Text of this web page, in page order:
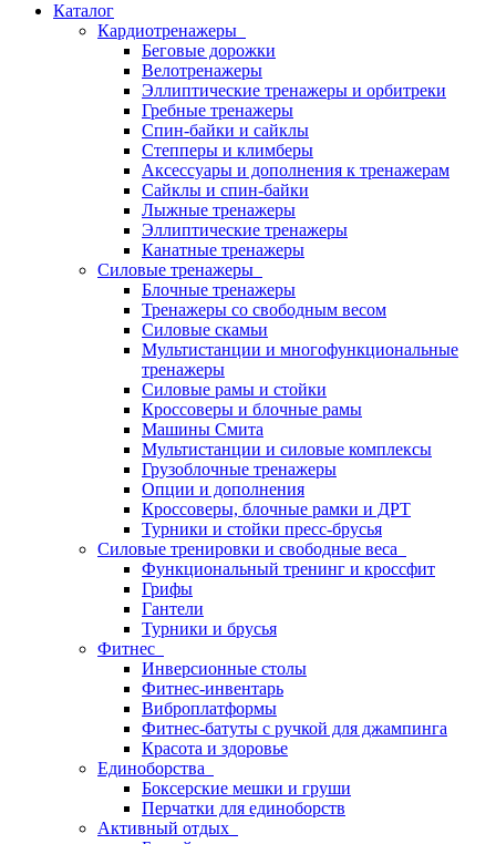
Каталог
Кардиотренажеры
Беговые дорожки
Велотренажеры
Эллиптические тренажеры и орбитреки
Гребные тренажеры
Спин-байки и сайклы
Степперы и климберы
Аксессуары и дополнения к тренажерам
Сайклы и спин-байки
Лыжные тренажеры
Эллиптические тренажеры
Канатные тренажеры
Силовые тренажеры
Блочные тренажеры
Тренажеры со свободным весом
Силовые скамьи
Мультистанции и многофункциональные
тренажеры
Силовые рамы и стойки
Кроссоверы и блочные рамы
Машины Смита
Мультистанции и силовые комплексы
Грузоблочные тренажеры
Опции и дополнения
Кроссоверы, блочные рамки и ДРТ
Турники и стойки пресс-брусья
Силовые тренировки и свободные веса
Функциональный тренинг и кроссфит
Грифы
Гантели
Турники и брусья
Фитнес
Инверсионные столы
Фитнес-инвентарь
Виброплатформы
Фитнес-батуты с ручкой для джампинга
Красота и здоровье
Единоборства
Боксерские мешки и груши
Перчатки для единоборств
Активный отдых